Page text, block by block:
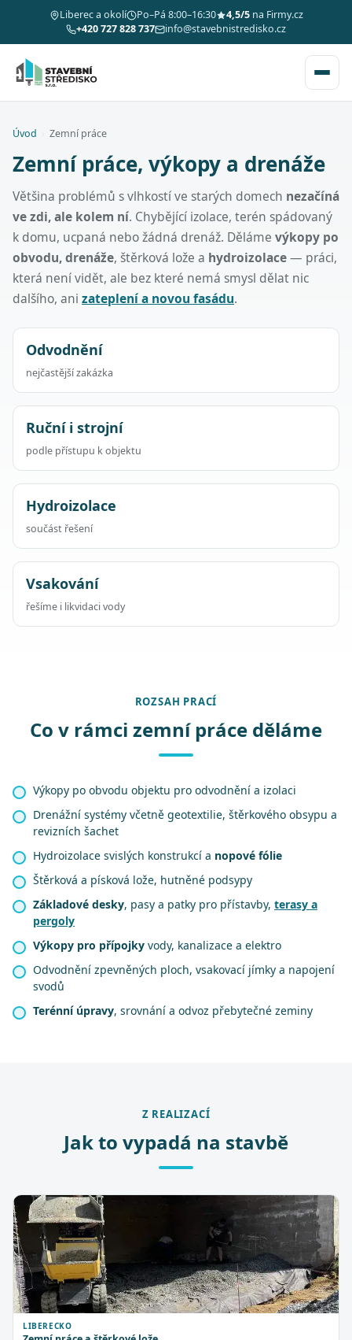
Liberec a okolí Po–Pá 8:00–16:30 4,5/5na Firmy.cz
+420 727 828 737
info@stavebnistredisko.cz
Úvod Zemní práce
Zemní práce, výkopy a drenáže
Většina problémů s vlhkostí ve starých domech nezačíná
ve zdi, ale kolem ní. Chybějící izolace, terén spádovaný
k domu, ucpaná nebo žádná drenáž. Děláme výkopy po
obvodu, drenáže, štěrková lože a hydroizolace— práci,
která není vidět, ale bez které nemá smysl dělat nic
dalšího, ani zateplení a novou fasádu.
Odvodnění
nejčastější zakázka
Ruční i strojní
podle přístupu k objektu
Hydroizolace
součást řešení
Vsakování
řešíme i likvidaci vody
ROZSAH PRACÍ
Co v rámci zemní práce děláme
Výkopy po obvodu objektu pro odvodnění a izolaci
Drenážní systémy včetně geotextilie, štěrkového obsypu a
revizních šachet
Hydroizolace svislých konstrukcí a nopové fólie
Štěrková a písková lože, hutněné podsypy
Základové desky, pasy a patky pro přístavby, terasy a
pergoly
Výkopy pro přípojky vody, kanalizace a elektro
Odvodnění zpevněných ploch, vsakovací jímky a napojení
svodů
Terénní úpravy, srovnání a odvoz přebytečné zeminy
Z REALIZACÍ
Jak to vypadá na stavbě
LIBERECKO